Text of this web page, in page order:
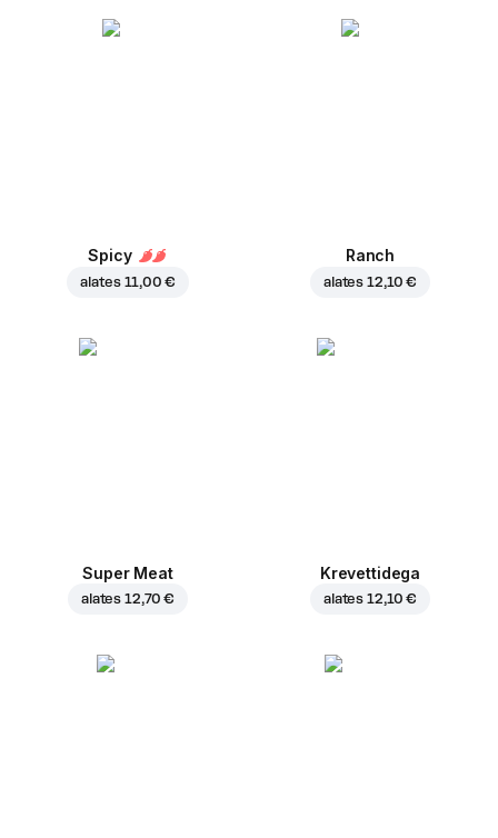
Spicy
alates 11,00 €
Ranch
alates 12,10 €
Super Meat
alates 12,70 €
Krevettidega
alates 12,10 €